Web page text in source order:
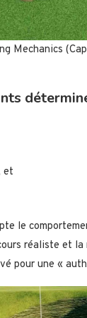
Mechanics
et
le
réaliste et la
pour une «